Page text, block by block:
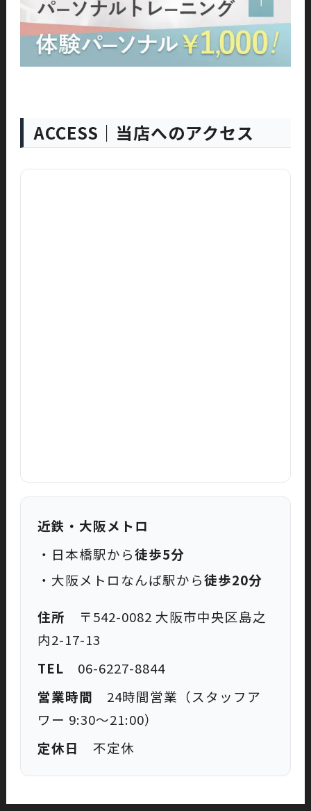
ACCESS｜当店へのアクセス
近鉄・大阪メトロ
・日本橋駅から徒歩5分
・大阪メトロなんば駅から徒歩20分
住所 〒542-0082 大阪市中央区島之
内2-17-13
TEL 06-6227-8844
営業時間 24時間営業（スタッフア
ワー 9:30〜21:00）
定休日
不定休